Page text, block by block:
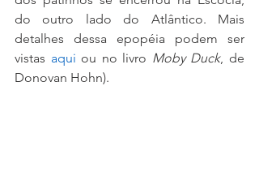
do outro lado do Atlântico. Mais
detalhes dessa epopéia podem ser
vistas aqui ou no livro Moby Duck, de
Donovan Hohn).